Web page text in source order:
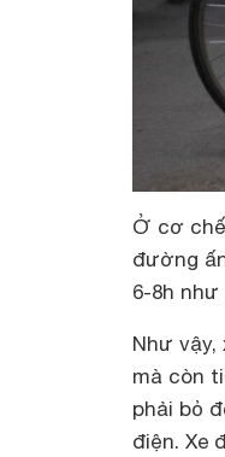
Ở cơ
đường
6-8h
Như
mà còn
phải bỏ
điện. Xe